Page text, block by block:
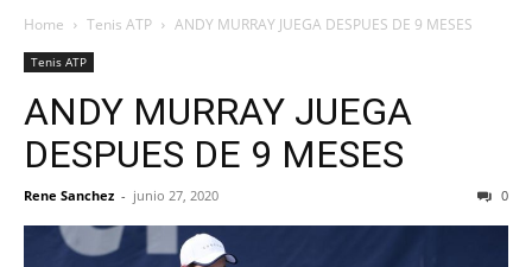
Home Tenis ATP ANDY MURRAY JUEGA DESPUES DE 9 MESES
Tenis ATP
ANDY MURRAY JUEGA
DESPUES DE 9 MESES
Rene Sanchez - junio 27, 2020 0